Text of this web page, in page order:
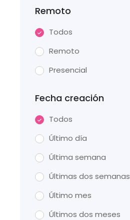
Remoto
Todos
Remoto
Presencial
Fecha creación
Todos
Último día
Última semana
Últimas dos semanas
Último mes
Últimos dos meses